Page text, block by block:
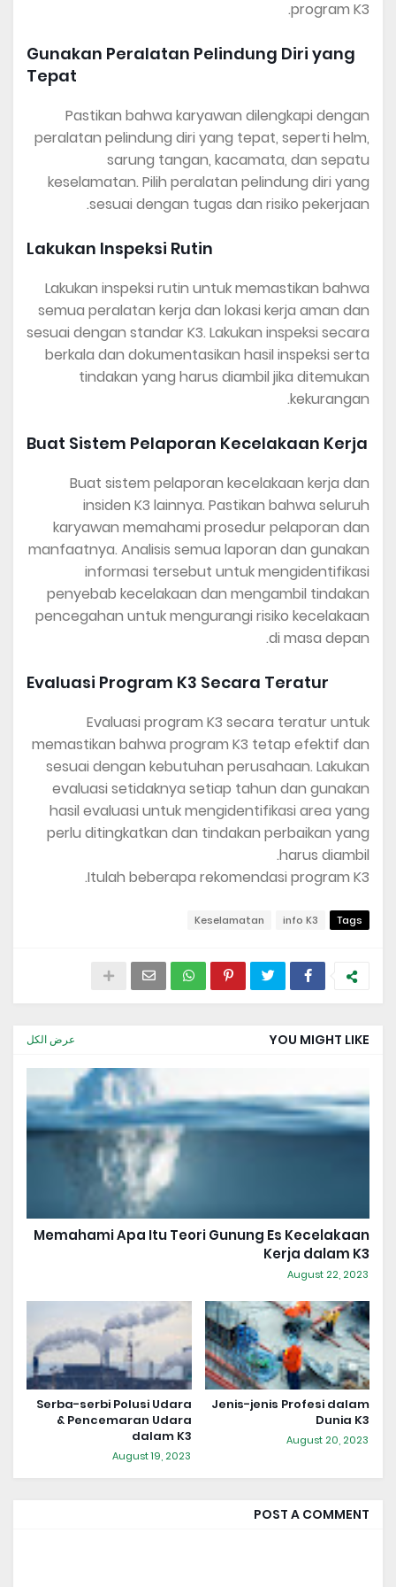
program K3.
Gunakan Peralatan Pelindung Diri yang
Tepat
Pastikan bahwa karyawan dilengkapi dengan
peralatan pelindung diri yang tepat, seperti helm,
sarung tangan, kacamata, dan sepatu
keselamatan. Pilih peralatan pelindung diri yang
sesuai dengan tugas dan risiko pekerjaan.
Lakukan Inspeksi Rutin
Lakukan inspeksi rutin untuk memastikan bahwa
semua peralatan kerja dan lokasi kerja aman dan
sesuai dengan standar K3. Lakukan inspeksi secara
berkala dan dokumentasikan hasil inspeksi serta
tindakan yang harus diambil jika ditemukan
kekurangan.
Buat Sistem Pelaporan Kecelakaan Kerja
Buat sistem pelaporan kecelakaan kerja dan
insiden K3 lainnya. Pastikan bahwa seluruh
karyawan memahami prosedur pelaporan dan
manfaatnya. Analisis semua laporan dan gunakan
informasi tersebut untuk mengidentifikasi
penyebab kecelakaan dan mengambil tindakan
pencegahan untuk mengurangi risiko kecelakaan
di masa depan.
Evaluasi Program K3 Secara Teratur
Evaluasi program K3 secara teratur untuk
memastikan bahwa program K3 tetap efektif dan
sesuai dengan kebutuhan perusahaan. Lakukan
evaluasi setidaknya setiap tahun dan gunakan
hasil evaluasi untuk mengidentifikasi area yang
perlu ditingkatkan dan tindakan perbaikan yang
harus diambil.
Itulah beberapa rekomendasi program K3.
Tags
info K3
Keselamatan
YOU MIGHT LIKE عرض الكل
Memahami Apa Itu Teori Gunung Es Kecelakaan
Kerja dalam K3
August 22, 2023
Jenis-jenis Profesi dalam
Dunia K3
August 20, 2023
Serba-serbi Polusi Udara
& Pencemaran Udara
dalam K3
August 19, 2023
POST A COMMENT